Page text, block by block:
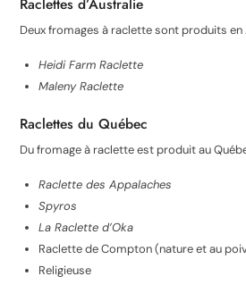
Deux fromages à raclette sont produits en
Heidi Farm Raclette
Maleny Raclette
Raclettes du Québec
Du fromage à raclette est produit au
Raclette des Appalaches
Spyros
La Raclette d’Oka
Raclette de Compton (nature et au
Religieuse